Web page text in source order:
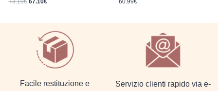
73.19€ 67.10€
60.99€
Facile restituzione e
Servizio clienti rapido via e-